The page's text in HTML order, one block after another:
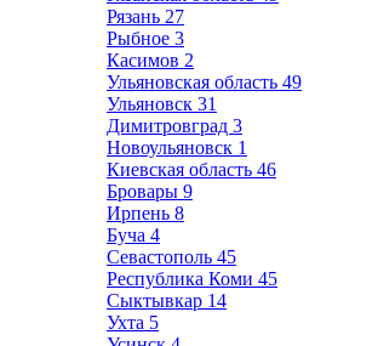
Рязань 27
Рыбное 3
Касимов 2
Ульяновская область 49
Ульяновск 31
Димитровград 3
Новоульяновск 1
Киевская область 46
Бровары 9
Ирпень 8
Буча 4
Севастополь 45
Республика Коми 45
Сыктывкар 14
Ухта 5